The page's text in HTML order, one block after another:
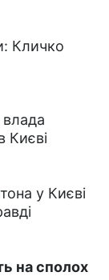
Кличко
Києві
у Києві
на сполох